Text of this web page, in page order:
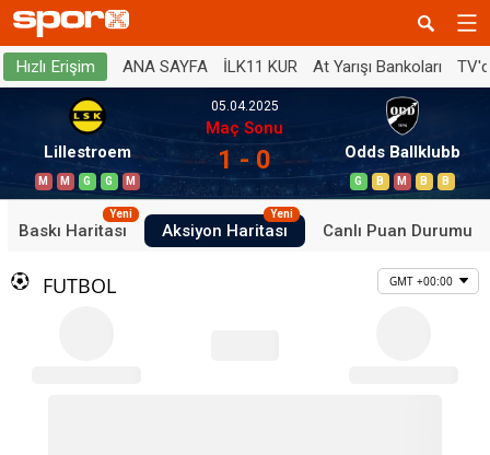
Hızlı Erişim ANA SAYFA İLK11 KUR At Yarışı Bankoları
Lillestroem
M M G G M
05.04.2025
Maç Sonu
1 - 0 Odds Ballklubb
G B M B B
Baskı Haritası
Yeni
Aksiyon Haritası
Yeni
Canlı Puan Durumu
FUTBOL GMT +00:00